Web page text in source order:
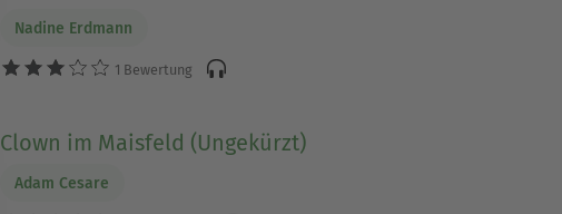
Nadine Erdmann
1 Bewertung
Clown im Maisfeld (Ungekürzt)
Adam Cesare